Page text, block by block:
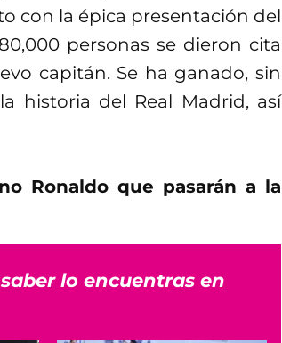
con la épica presentación del
personas se dieron cita
capitán. Se ha ganado, sin
historia del Real Madrid, así
Ronaldo que pasarán a la
lo encuentras en